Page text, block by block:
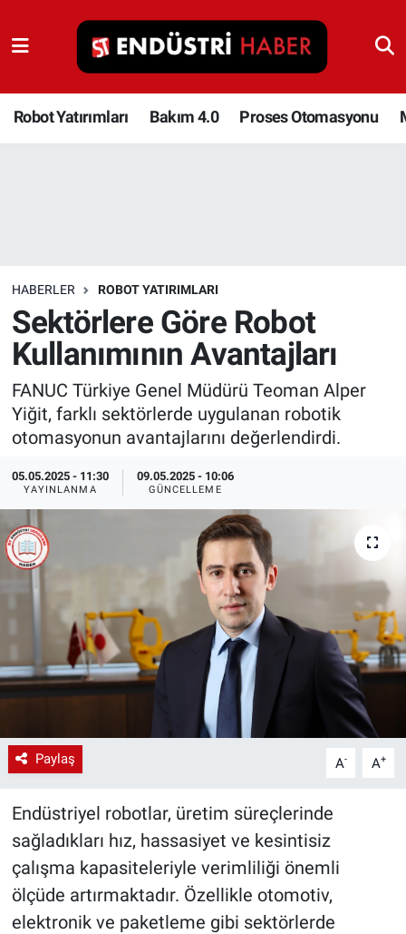
Robot Yatırımları Bakım 4.0 Proses Otomasyonu
HABERLER ROBOT YATIRIMLARI
Sektörlere Göre Robot
Kullanımının Avantajları
FANUC Türkiye Genel Müdürü Teoman Alper
Yiğit, farklı sektörlerde uygulanan robotik
otomasyonun avantajlarını değerlendirdi.
05.05.2025 - 11:30
YAYINLANMA
09.05.2025 - 10:06
GÜNCELLEME
Paylaş A- A+
Endüstriyel robotlar, üretim süreçlerinde
sağladıkları hız, hassasiyet ve kesintisiz
çalışma kapasiteleriyle verimliliği önemli
ölçüde artırmaktadır. Özellikle otomotiv,
elektronik ve paketleme gibi sektörlerde
Robot Yatırımları
Bakım 4.0
İnşaat ve Malzeme
HaberOrtak
EndüstriST
Enerjisini Üreten Fabrikalar
Endüstri 4.0 Uygulamaları
Ağır Sanayi Çözümleri